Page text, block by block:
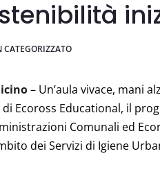
CATEGORIZZATO
– Un’aula vivace, mani
Ecoross Educational, il
Comunali ed
dei Servizi di Igiene